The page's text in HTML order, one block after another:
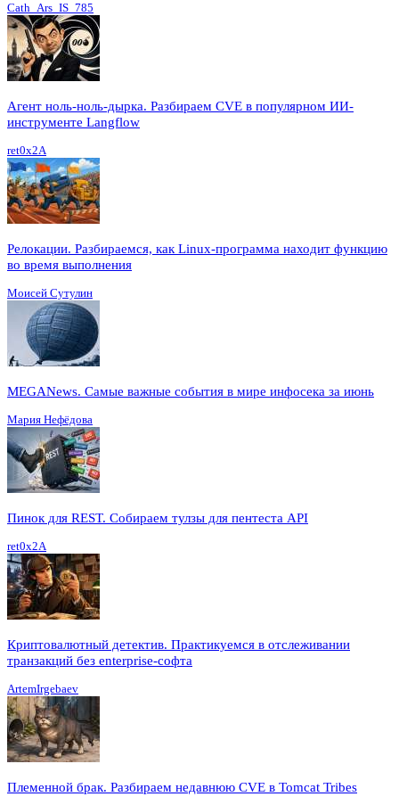
Cath_Ars_IS_785
Агент ноль-ноль-дырка. Разбираем CVE в популярном ИИ-
инструменте Langflow
ret0x2A
Релокации. Разбираемся, как Linux-программа находит функцию
во время выполнения
Моисей Сутулин
MEGANews. Cамые важные события в мире инфосека за июнь
Мария Нефёдова
Пинок для REST. Собираем тулзы для пентеста API
ret0x2A
Криптовалютный детектив. Практикуемся в отслеживании
транзакций без enterprise-софта
ArtemIrgebaev
Племенной брак. Разбираем недавнюю CVE в Tomcat Tribes